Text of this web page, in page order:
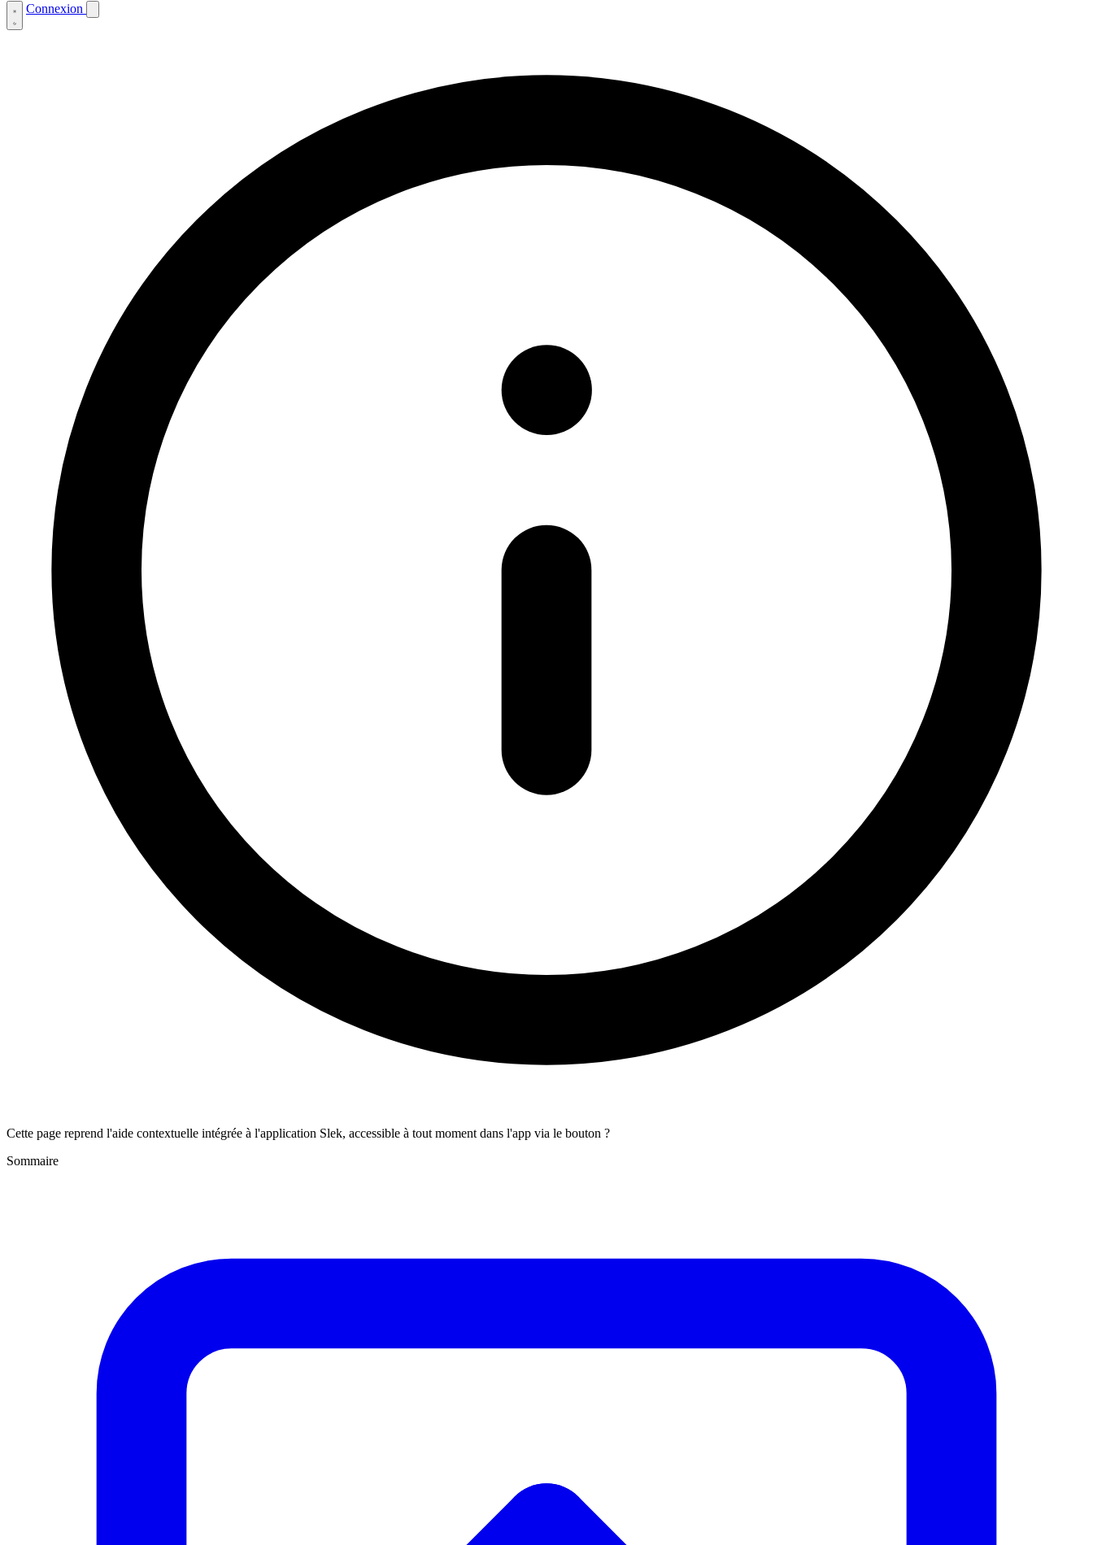
Connexion
Cette page reprend l'aide contextuelle intégrée à l'application Slek, accessible à tout moment dans l'app via le bouton ?
Sommaire